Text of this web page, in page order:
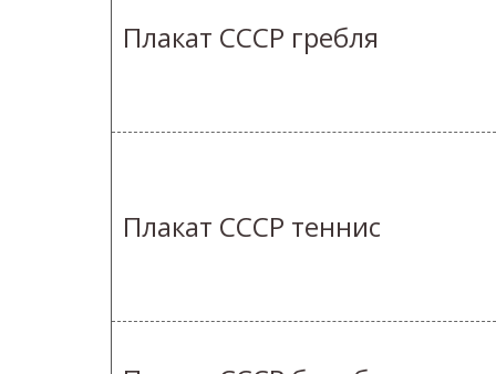
Плакат СССР гребля
Плакат СССР теннис